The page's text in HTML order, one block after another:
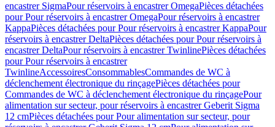
encastrer SigmaPour réservoirs à encastrer OmegaPièces détachées
pour Pour réservoirs à encastrer OmegaPour réservoirs à encastrer
KappaPièces détachées pour Pour réservoirs à encastrer KappaPour
réservoirs à encastrer DeltaPièces détachées pour Pour réservoirs à
encastrer DeltaPour réservoirs à encastrer TwinlinePièces détachées
pour Pour réservoirs à encastrer
TwinlineAccessoiresConsommablesCommandes de WC à
déclenchement électronique du rinçagePièces détachées pour
Commandes de WC à déclenchement électronique du rinçagePour
alimentation sur secteur, pour réservoirs à encastrer Geberit Sigma
12 cmPièces détachées pour Pour alimentation sur secteur, pour